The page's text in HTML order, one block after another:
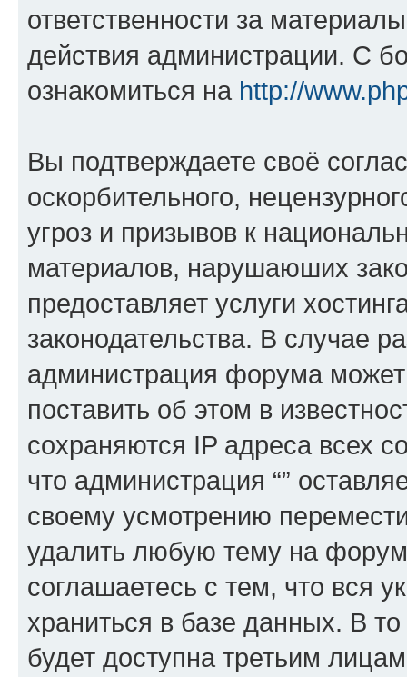
ответственности за
действия администрации. С
ознакомиться на http://
Вы подтверждаете своё
оскорбительного,
угроз и призывов к
материалов, нарушаюших
предоставляет услуги
законодательства. В случае
администрация форума
поставить об этом в
сохраняются IP адреса всех
что администрация “”
своему усмотрению
удалить любую тему на
соглашаетесь с тем, что вся
храниться в базе данных. В
будет доступна третьим